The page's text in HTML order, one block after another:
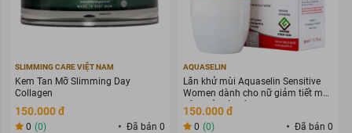
SLIMMING CARE VIỆT NAM
Kem Tan Mỡ Slimming Day
Collagen
150.000 đ
0 (0) Đã bán 0
AQUASELIN
Lăn khử mùi Aquaselin Sensitive
Women dành cho nữ giảm tiết mồ
hôi, khử mùi hôi 50ml
150.000 đ
0 (0) Đã bán 0